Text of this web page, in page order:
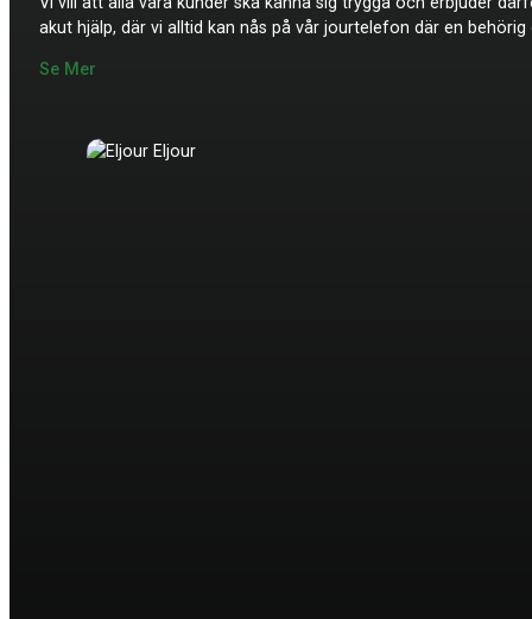
akut hjälp, där vi alltid kan nås på vår jourtelefon där en
Se Mer